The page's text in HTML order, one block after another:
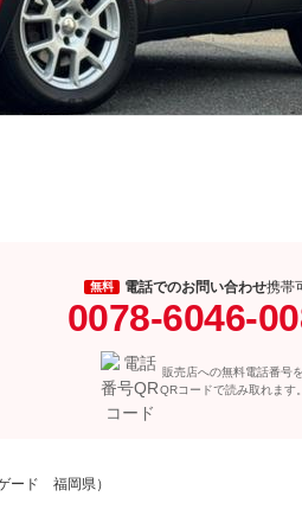
無料 電話でのお問い合わせ携帯
0078-6046-
販売店への無料電話番号を
QRコードで読み取れます。
ード 福岡県）